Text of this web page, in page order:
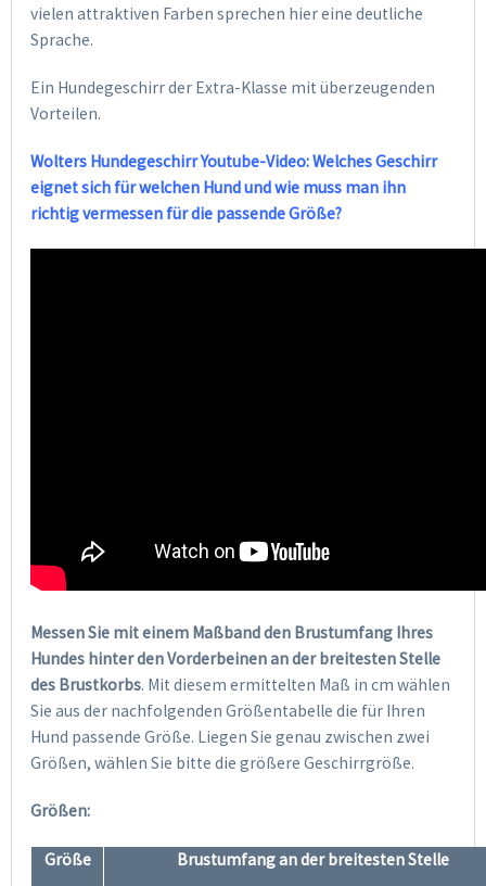
vielen attraktiven Farben sprechen hier eine deutliche
Sprache.
Ein Hundegeschirr der Extra-Klasse mit überzeugenden
Vorteilen.
Wolters Hundegeschirr Youtube-Video: Welches Geschirr
eignet sich für welchen Hund und wie muss man ihn
richtig vermessen für die passende Größe?
Messen Sie mit einem Maßband den Brustumfang Ihres
Hundes hinter den Vorderbeinen an der breitesten Stelle
des Brustkorbs. Mit diesem ermittelten Maß in cm wählen
Sie aus der nachfolgenden Größentabelle die für Ihren
Hund passende Größe. Liegen Sie genau zwischen zwei
Größen, wählen Sie bitte die größere Geschirrgröße.
Größen:
Größe Brustumfang an der breitesten Stelle